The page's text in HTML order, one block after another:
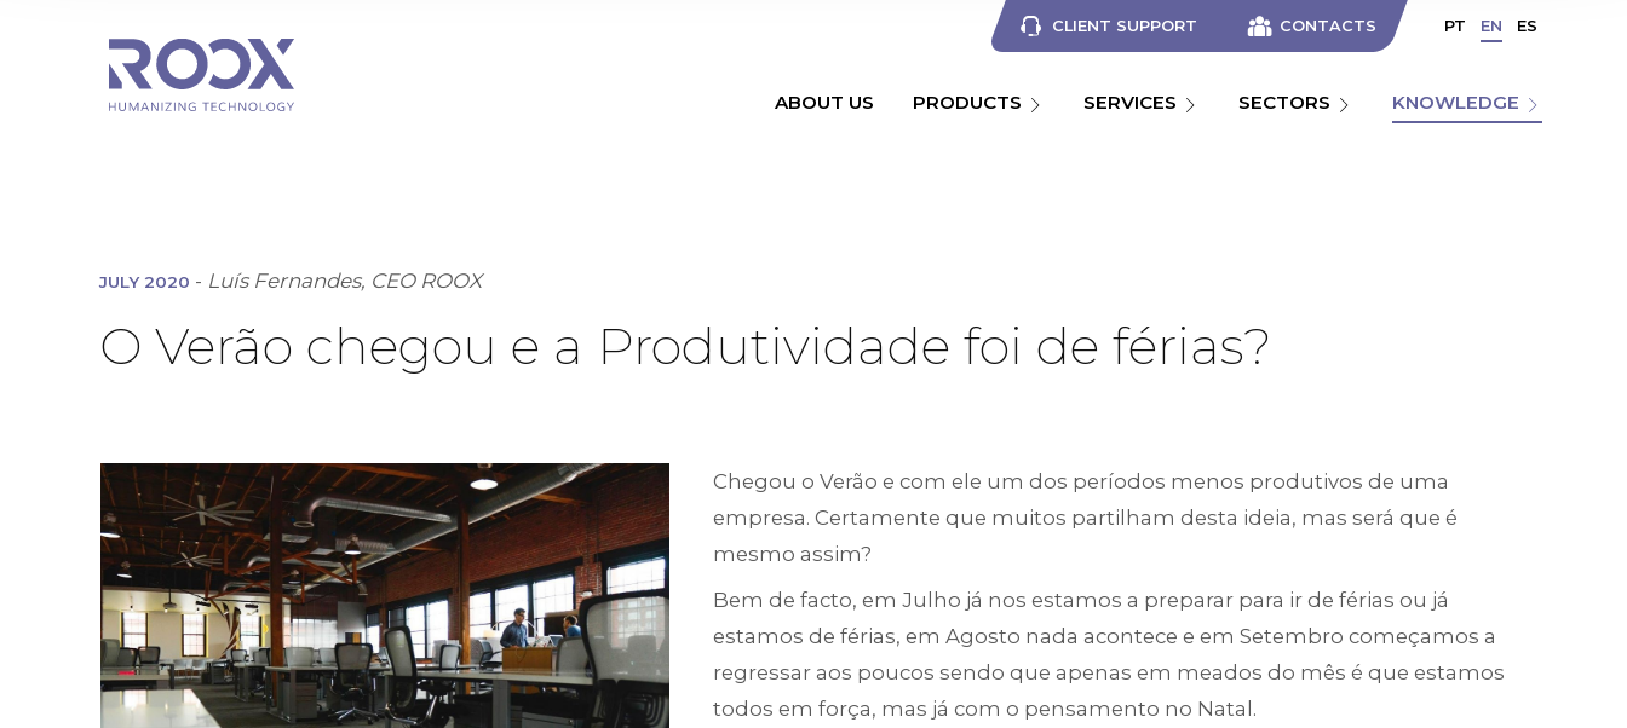
ABOUT US PRODUCTS SERVICES SECTORS KNOWLEDGE
CLIENT SUPPORT CONTACTS PT EN ES
JULY 2020 - Luís Fernandes, CEO ROOX
O Verão chegou e a Produtividade foi de férias?
Chegou o Verão e com ele um dos períodos menos produtivos de uma
empresa. Certamente que muitos partilham desta ideia, mas será que é
mesmo assim?
Bem de facto, em Julho já nos estamos a preparar para ir de férias ou já
estamos de férias, em Agosto nada acontece e em Setembro começamos a
regressar aos poucos sendo que apenas em meados do mês é que estamos
todos em força, mas já com o pensamento no Natal.